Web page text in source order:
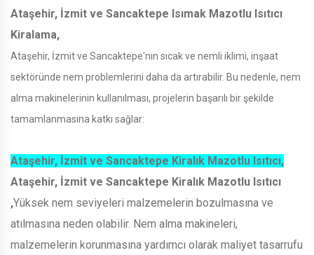
Ataşehir, İzmit ve Sancaktepe Isımak Mazotlu Isıtıcı
Kiralama,
Ataşehir, İzmit ve Sancaktepe'nın sıcak ve nemli iklimi, inşaat
sektöründe nem problemlerini daha da artırabilir. Bu nedenle, nem
alma makinelerinin kullanılması, projelerin başarılı bir şekilde
tamamlanmasına katkı sağlar:
Ataşehir, İzmit ve Sancaktepe Kiralık Mazotlu Isıtıcı,
Ataşehir, İzmit ve Sancaktepe Kiralık Mazotlu Isıtıcı
,Yüksek nem seviyeleri malzemelerin bozulmasına ve
atılmasına neden olabilir. Nem alma makineleri,
malzemelerin korunmasına yardımcı olarak maliyet tasarrufu